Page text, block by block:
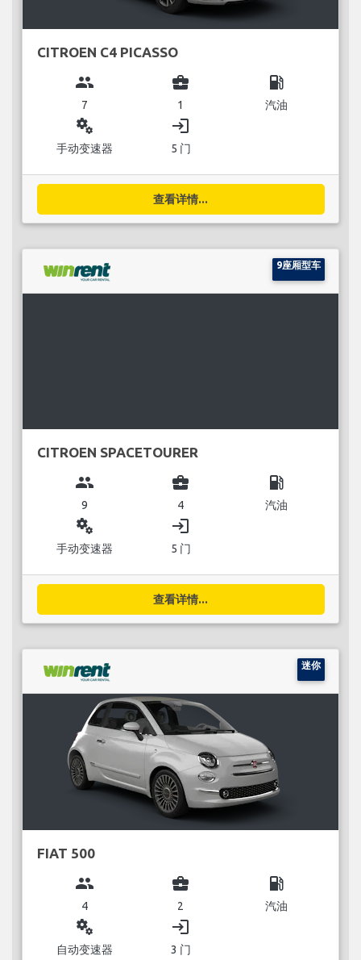
CITROEN C4 PICASSO
group
7
business_center
1
local_gas_station
汽油
miscellaneous_services
手动变速器
login
5 门
查看详情...
9座厢型车
CITROEN SPACETOURER
group
9
business_center
4
local_gas_station
汽油
miscellaneous_services
手动变速器
login
5 门
查看详情...
迷你
FIAT 500
group
4
business_center
2
local_gas_station
汽油
miscellaneous_services
自动变速器
login
3 门